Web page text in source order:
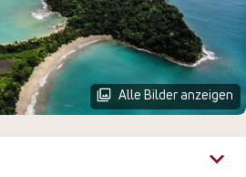
Alle Bilder anzeigen